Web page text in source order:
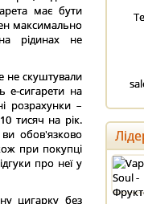
має бути
максимально
рідинах не
не скуштували
е-сигарети на
розрахунки –
тисяч на рік.
обов'язково
при покупці
про неї у
цигарку без